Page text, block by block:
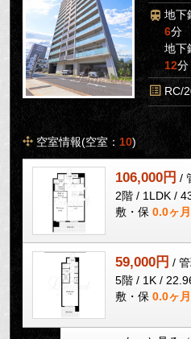
地下
6分
地下
12分
RC/
空室情報(空室： 10)
106,000円 /
2階 / 1LDK /
敷・保 0.0ヶ月
59,000円 /
5階 / 1K /
敷・保 0.0ヶ月